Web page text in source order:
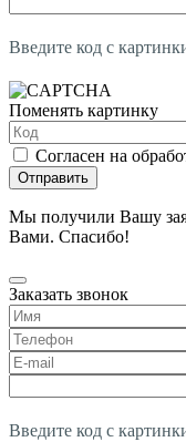
Введите код с
Поменять картинку
Согласен на
Отправить
Мы получили Вашу
Вами. Спасибо!
Заказать звонок
Введите код с